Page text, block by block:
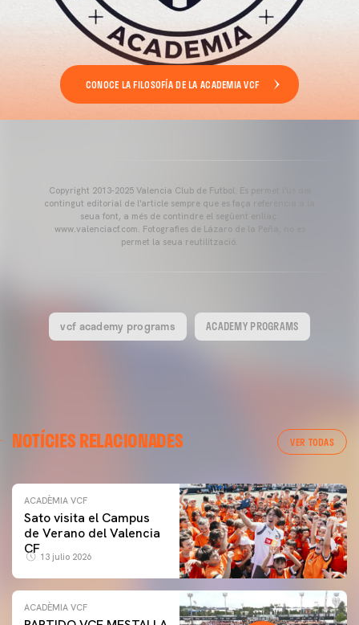
CONOCE LA FILOSOFÍA DE LA ACADEMIA VCF
Copyright 2013-2025 Valencia Club de Futbol. Es permet l'ús del
contingut editorial de l'article sempre que es faça referència a la
seua font, a més de contindre el següent enllaç:
www.valenciacf.com. Fotografies de Lázaro de la Peña, no es
permet la seua reutilització.
vcf academy programs ACADEMY PROGRAMS
NOTÍCIES RELACIONADES VER TODAS
ACADÈMIA VCF
Sato visita el Campus
de Verano del Valencia
CF
13 julio 2026
ACADÈMIA VCF